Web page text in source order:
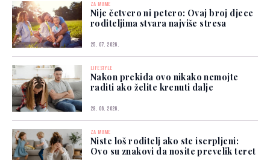
ZA MAME
Nije četvero ni petero: Ovaj broj djece
roditeljima stvara najviše stresa
25. 07. 2026.
LIFESTYLE
Nakon prekida ovo nikako nemojte
raditi ako želite krenuti dalje
28. 06. 2026.
ZA MAME
Niste loš roditelj ako ste iscrpljeni:
Ovo su znakovi da nosite prevelik teret